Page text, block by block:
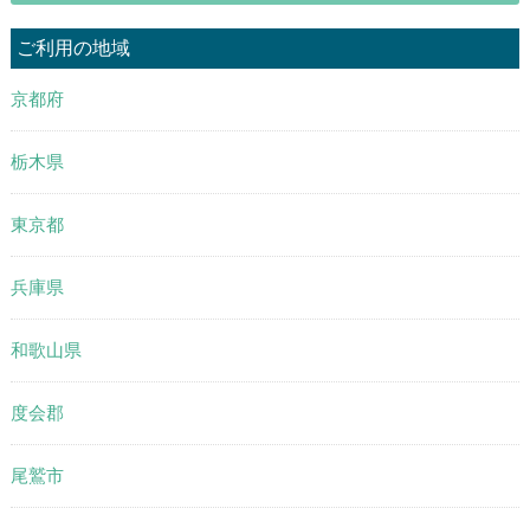
ご利用の地域
京都府
栃木県
東京都
兵庫県
和歌山県
度会郡
尾鷲市